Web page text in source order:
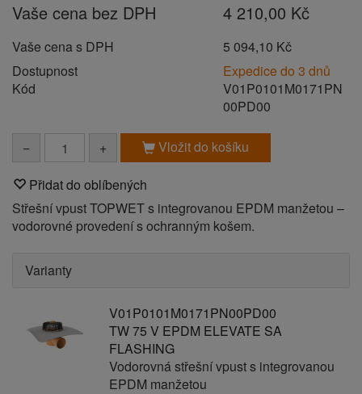
Vaše cena bez DPH 4 210,00 Kč
Vaše cena s DPH
5 094,10 Kč
Dostupnost
Expedice do 3 dnů
Kód
V01P0101M0171PN
00PD00
− + Vložit do košíku
Přidat do oblíbených
Střešní vpust TOPWET s integrovanou EPDM manžetou –
vodorovné provedení s ochranným košem.
Varianty
V01P0101M0171PN00PD00
TW 75 V EPDM ELEVATE SA
FLASHING
Vodorovná střešní vpust s integrovanou
EPDM manžetou